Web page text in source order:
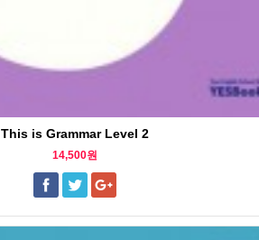
This is Grammar Level 2
14,500원